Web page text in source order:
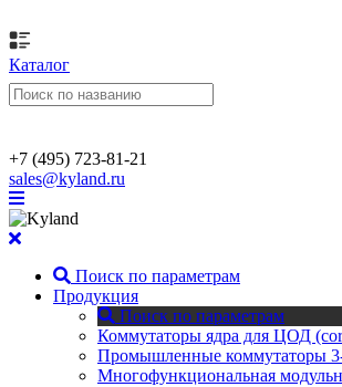
Каталог
+7 (495) 723-81-21
sales@kyland.ru
Поиск по параметрам
Продукция
Поиск по параметрам
Коммутаторы ядра для ЦОД
Промышленные коммутаторы
Многофункциональная